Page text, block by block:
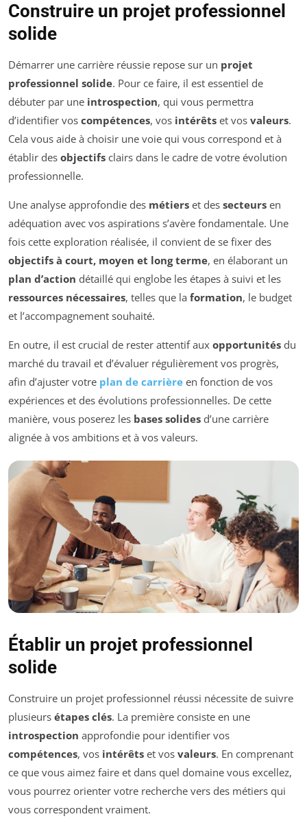
Construire un projet professionnel
solide
Démarrer une carrière réussie repose sur un projet
professionnel solide. Pour ce faire, il est essentiel de
débuter par une introspection, qui vous permettra
d’identifier vos compétences, vos intérêts et vos valeurs.
Cela vous aide à choisir une voie qui vous correspond et à
établir des objectifs clairs dans le cadre de votre évolution
professionnelle.
Une analyse approfondie des métiers et des secteurs en
adéquation avec vos aspirations s’avère fondamentale. Une
fois cette exploration réalisée, il convient de se fixer des
objectifs à court, moyen et long terme, en élaborant un
plan d’action détaillé qui englobe les étapes à suivi et les
ressources nécessaires, telles que la formation, le budget
et l’accompagnement souhaité.
En outre, il est crucial de rester attentif aux opportunités du
marché du travail et d’évaluer régulièrement vos progrès,
afin d’ajuster votre plan de carrière en fonction de vos
expériences et des évolutions professionnelles. De cette
manière, vous poserez les bases solides d’une carrière
alignée à vos ambitions et à vos valeurs.
Établir un projet professionnel
solide
Construire un projet professionnel réussi nécessite de suivre
plusieurs étapes clés. La première consiste en une
introspection approfondie pour identifier vos
compétences, vos intérêts et vos valeurs. En comprenant
ce que vous aimez faire et dans quel domaine vous excellez,
vous pourrez orienter votre recherche vers des métiers qui
vous correspondent vraiment.